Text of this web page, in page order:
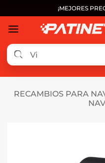
al
contenido
¡MEJORES
RECAMBIOS PARA